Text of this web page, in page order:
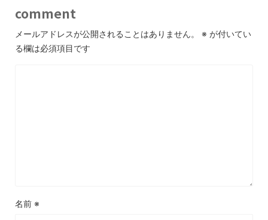
comment
メールアドレスが公開されることはありません。 ※ が付いてい
る欄は必須項目です
名前 ※